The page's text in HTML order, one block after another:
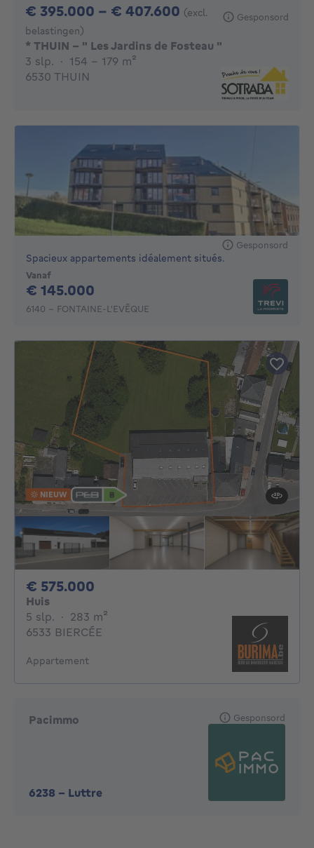
€ 395.000 - € 407.600 Van 395000€ Tot
(excl.
belastingen)
Gesponsord
* THUIN - " Les Jardins de Fosteau "
3 slp. 3 slaapkamers
· 154 - 179 m²
6530 THUIN
Gesponsord
Spacieux appartements idéalement situés.
Vanaf
€ 145.000
6140 - FONTAINE-L'EVÊQUE
NIEUW
€ 575.000
Huis
5 slp. 5 slaapkamers
· 283 m²
6533 BIERCÉE
Appartement
Pacimmo
6238 - Luttre
Gesponsord